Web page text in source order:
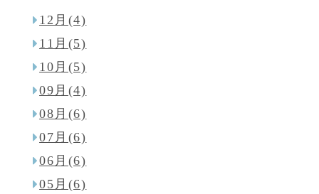
12月(4)
11月(5)
10月(5)
09月(4)
08月(6)
07月(6)
06月(6)
05月(6)